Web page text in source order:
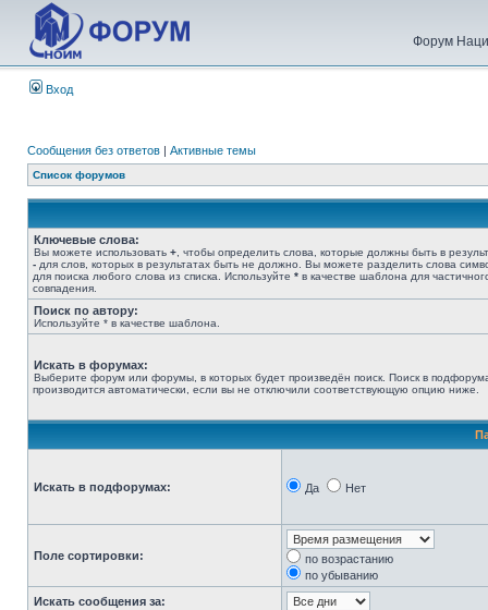
Форум
Вход
Сообщения без ответов | Активные темы
Список форумов
Ключевые слова:
Вы можете использовать + , чтобы определить слова, которые должны быть в
- для слов, которых в результатах быть не должно. Вы можете разделить слова
для поиска любого слова из списка. Используйте * в качестве шаблона для
совпадения.
Поиск по автору:
Используйте * в качестве шаблона.
Искать в форумах:
Выберите форум или форумы, в которых будет произведён поиск. Поиск в
производится автоматически, если вы не отключили соответствующую опцию ниже.
Искать в подфорумах: Да Нет
Поле сортировки:
по возрастанию
по убыванию
Искать сообщения за: